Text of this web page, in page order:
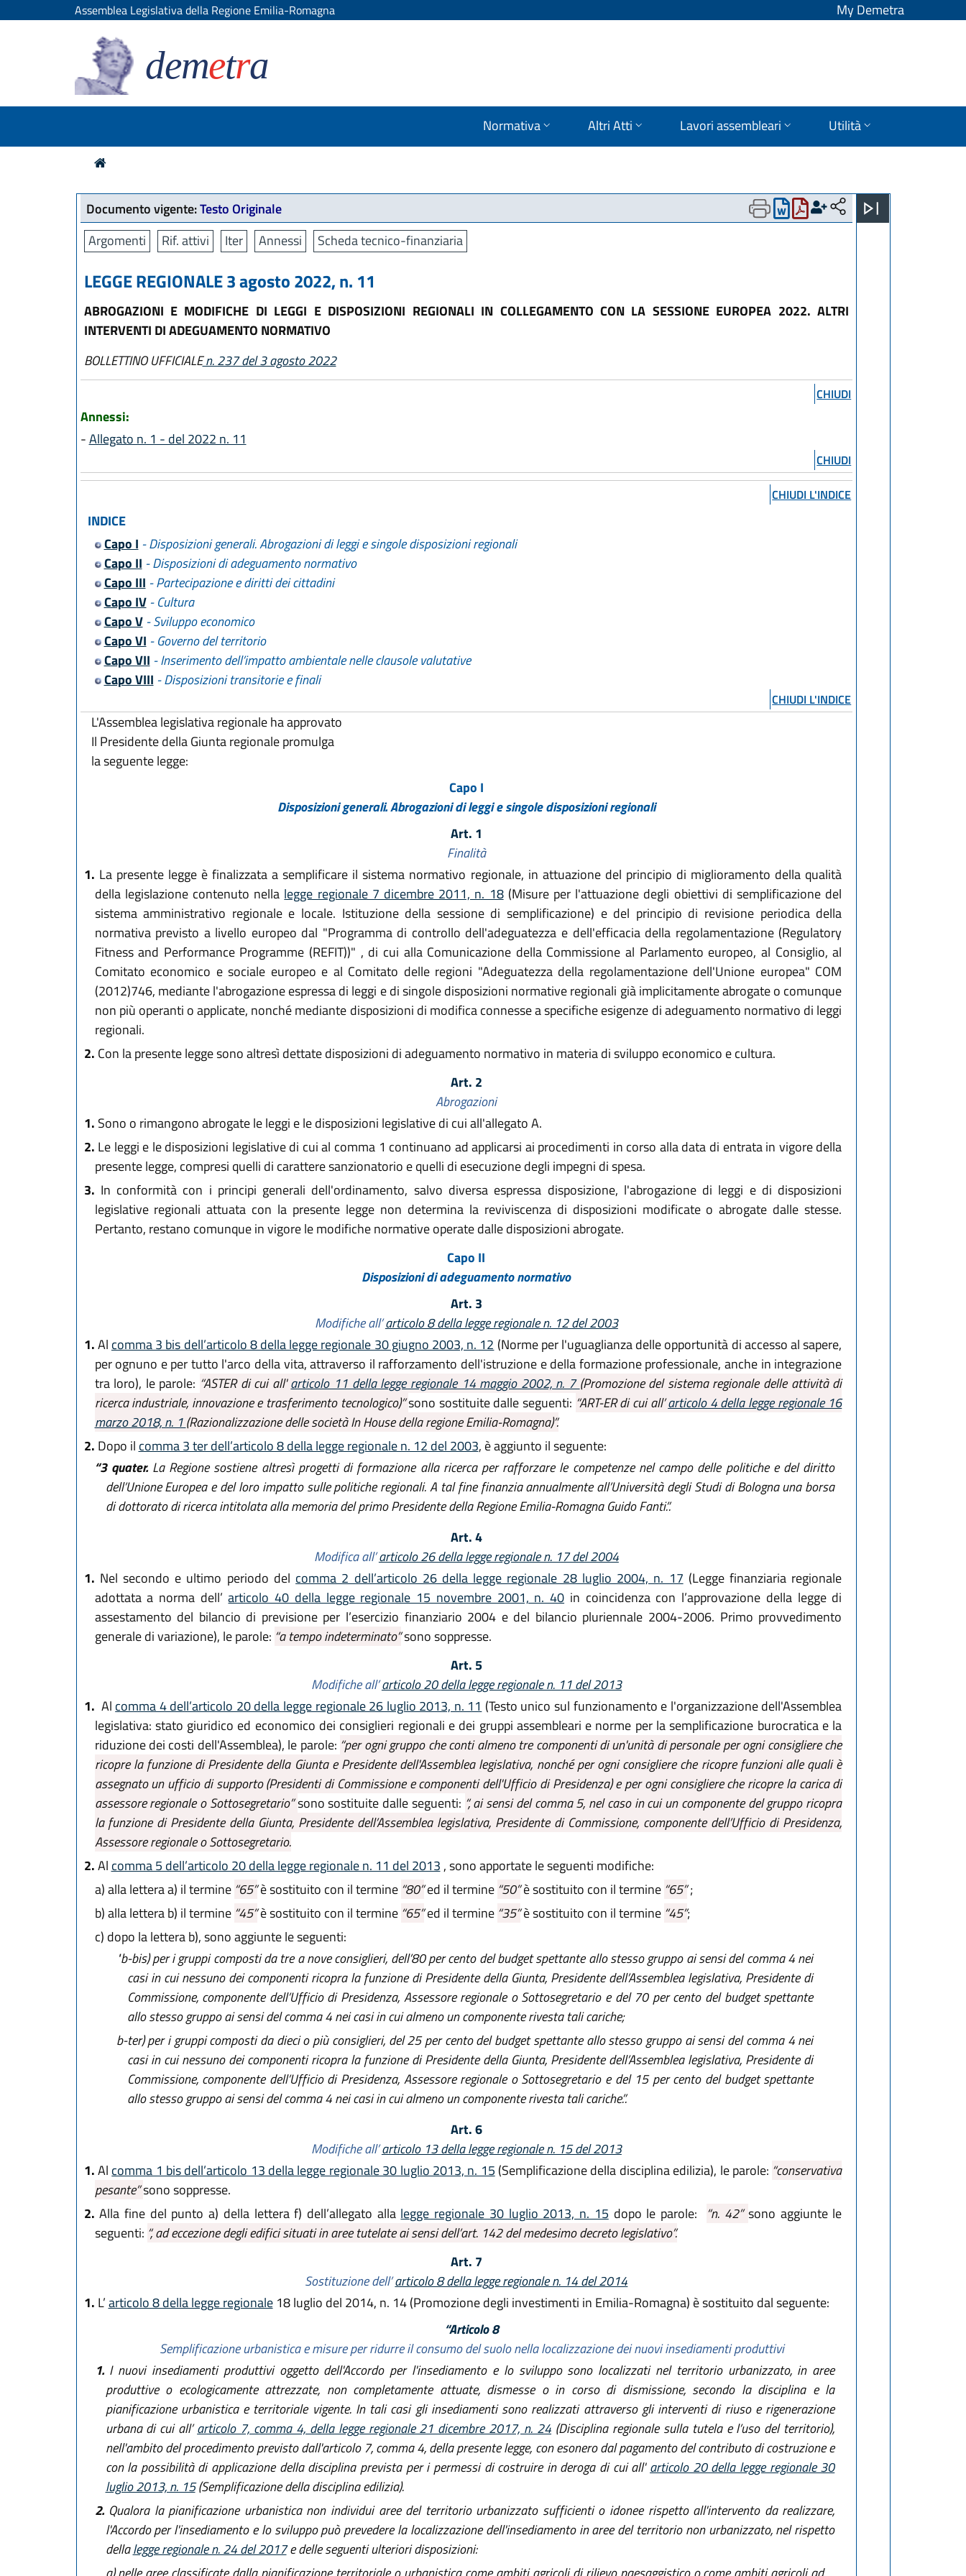
Assemblea Legislativa della Regione Emilia-Romagna My Demetra
demetra
Normativa Altri Atti Lavori assembleari Utilità
Documento vigente:Testo Originale
Argomenti
Rif. attivi Iter Annessi Scheda tecnico-finanziaria
LEGGE REGIONALE 3 agosto 2022, n. 11
ABROGAZIONI E MODIFICHE DI LEGGI E DISPOSIZIONI REGIONALI IN COLLEGAMENTO CON LA SESSIONE EUROPEA 2022. ALTRI
INTERVENTI DI ADEGUAMENTO NORMATIVO
BOLLETTINO UFFICIALEn. 237 del 3 agosto 2022
CHIUDI
Annessi:
-Allegato n. 1 - del 2022 n. 11
CHIUDI
CHIUDI L'INDICE
INDICE
Capo I - Disposizioni generali. Abrogazioni di leggi e singole disposizioni regionali
Capo II - Disposizioni di adeguamento normativo
Capo III - Partecipazione e diritti dei cittadini
Capo IV- Cultura
Capo V- Sviluppo economico
Capo VI - Governo del territorio
Capo VII - Inserimento dell’impatto ambientale nelle clausole valutative
Capo VIII - Disposizioni transitorie e finali
CHIUDI L'INDICE
L'Assemblea legislativa regionale ha approvato
Il Presidente della Giunta regionale promulga
la seguente legge:
Capo I
Disposizioni generali. Abrogazioni di leggi e singole disposizioni regionali
Art. 1
Finalità
1. La presente legge è finalizzata a semplificare il sistema normativo regionale, in attuazione del principio di miglioramento della qualità
della legislazione contenuto nella legge regionale 7 dicembre 2011, n. 18(Misure per l'attuazione degli obiettivi di semplificazione del
sistema amministrativo regionale e locale. Istituzione della sessione di semplificazione) e del principio di revisione periodica della
normativa previsto a livello europeo dal "Programma di controllo dell'adeguatezza e dell'efficacia della regolamentazione (Regulatory
Fitness and Performance Programme (REFIT))" , di cui alla Comunicazione della Commissione al Parlamento europeo, al Consiglio, al
Comitato economico e sociale europeo e al Comitato delle regioni "Adeguatezza della regolamentazione dell'Unione europea" COM
(2012)746, mediante l'abrogazione espressa di leggi e di singole disposizioni normative regionali già implicitamente abrogate o comunque
non più operanti o applicate, nonché mediante disposizioni di modifica connesse a specifiche esigenze di adeguamento normativo di leggi
regionali.
2. Con la presente legge sono altresì dettate disposizioni di adeguamento normativo in materia di sviluppo economico e cultura.
Art. 2
Abrogazioni
1. Sono o rimangono abrogate le leggi e le disposizioni legislative di cui all'allegato A.
2. Le leggi e le disposizioni legislative di cui al comma 1 continuano ad applicarsi ai procedimenti in corso alla data di entrata in vigore della
presente legge, compresi quelli di carattere sanzionatorio e quelli di esecuzione degli impegni di spesa.
3. In conformità con i principi generali dell'ordinamento, salvo diversa espressa disposizione, l'abrogazione di leggi e di disposizioni
legislative regionali attuata con la presente legge non determina la reviviscenza di disposizioni modificate o abrogate dalle stesse.
Pertanto, restano comunque in vigore le modifiche normative operate dalle disposizioni abrogate.
Capo II
Disposizioni di adeguamento normativo
Art. 3
Modifiche all’articolo 8 della legge regionale n. 12 del 2003
1.Al comma 3 bis dell’articolo 8 della legge regionale 30 giugno 2003, n. 12 (Norme per l'uguaglianza delle opportunità di accesso al sapere,
per ognuno e per tutto l'arco della vita, attraverso il rafforzamento dell'istruzione e della formazione professionale, anche in integrazione
tra loro), le parole: “ASTER di cui all'articolo 11 della legge regionale 14 maggio 2002, n. 7(Promozione del sistema regionale delle attività di
ricerca industriale, innovazione e trasferimento tecnologico)”sono sostituite dalle seguenti: “ART-ER di cui all’articolo 4 della legge regionale 16
marzo 2018, n. 1(Razionalizzazione delle società In House della regione Emilia-Romagna)”.
2. Dopo il comma 3 ter dell’articolo 8 della legge regionale n. 12 del 2003, è aggiunto il seguente:
“3 quater.La Regione sostiene altresì progetti di formazione alla ricerca per rafforzare le competenze nel campo delle politiche e del diritto
dell’Unione Europea e del loro impatto sulle politiche regionali. A tal fine finanzia annualmente all’Università degli Studi di Bologna una borsa
di dottorato di ricerca intitolata alla memoria del primo Presidente della Regione Emilia-Romagna Guido Fanti.”.
Art. 4
Modifica all’articolo 26 della legge regionale n. 17 del 2004
1. Nel secondo e ultimo periodo del comma 2 dell’articolo 26 della legge regionale 28 luglio 2004, n. 17 (Legge finanziaria regionale
adottata a norma dell’articolo 40 della legge regionale 15 novembre 2001, n. 40 in coincidenza con l’approvazione della legge di
assestamento del bilancio di previsione per l’esercizio finanziario 2004 e del bilancio pluriennale 2004-2006. Primo provvedimento
generale di variazione), le parole: “a tempo indeterminato”sono soppresse.
Art. 5
Modifiche all’articolo 20 della legge regionale n. 11 del 2013
1. Al comma 4 dell’articolo 20 della legge regionale 26 luglio 2013, n. 11 (Testo unico sul funzionamento e l'organizzazione dell'Assemblea
legislativa: stato giuridico ed economico dei consiglieri regionali e dei gruppi assembleari e norme per la semplificazione burocratica e la
riduzione dei costi dell'Assemblea), le parole: “per ogni gruppo che conti almeno tre componenti di un'unità di personale per ogni consigliere che
ricopre la funzione di Presidente della Giunta e Presidente dell'Assemblea legislativa, nonché per ogni consigliere che ricopre funzioni alle quali è
assegnato un ufficio di supporto (Presidenti di Commissione e componenti dell'Ufficio di Presidenza) e per ogni consigliere che ricopre la carica di
assessore regionale o Sottosegretario”sono sostituite dalle seguenti: “, ai sensi del comma 5, nel caso in cui un componente del gruppo ricopra
la funzione di Presidente della Giunta, Presidente dell’Assemblea legislativa, Presidente di Commissione, componente dell’Ufficio di Presidenza,
Assessore regionale o Sottosegretario.
2.Al comma 5 dell’articolo 20 della legge regionale n. 11 del 2013 , sono apportate le seguenti modifiche:
a)alla lettera a) il termine “65”è sostituito con il termine “80”ed il termine “50”è sostituito con il termine “65”;
b)alla lettera b) il termine “45”è sostituito con il termine “65”ed il termine “35”è sostituito con il termine “45”;
c) dopo la lettera b), sono aggiunte le seguenti:
"b-bis)per i gruppi composti da tre a nove consiglieri, dell’80 per cento del budget spettante allo stesso gruppo ai sensi del comma 4 nei
casi in cui nessuno dei componenti ricopra la funzione di Presidente della Giunta, Presidente dell’Assemblea legislativa, Presidente di
Commissione, componente dell’Ufficio di Presidenza, Assessore regionale o Sottosegretario e del 70 per cento del budget spettante
allo stesso gruppo ai sensi del comma 4 nei casi in cui almeno un componente rivesta tali cariche;
b-ter)per i gruppi composti da dieci o più consiglieri, del 25 per cento del budget spettante allo stesso gruppo ai sensi del comma 4 nei
casi in cui nessuno dei componenti ricopra la funzione di Presidente della Giunta, Presidente dell’Assemblea legislativa, Presidente di
Commissione, componente dell’Ufficio di Presidenza, Assessore regionale o Sottosegretario e del 15 per cento del budget spettante
allo stesso gruppo ai sensi del comma 4 nei casi in cui almeno un componente rivesta tali cariche.”.
Art. 6
Modifiche all’articolo 13 della legge regionale n. 15 del 2013
1.Al comma 1 bis dell’articolo 13 della legge regionale 30 luglio 2013, n. 15 (Semplificazione della disciplina edilizia), le parole: “conservativa
pesante”sono soppresse.
2. Alla fine del punto a) della lettera f) dell’allegato alla legge regionale 30 luglio 2013, n. 15 dopo le parole: “n. 42”sono aggiunte le
seguenti: “, ad eccezione degli edifici situati in aree tutelate ai sensi dell’art. 142 del medesimo decreto legislativo”.
Art. 7
Sostituzione dell’articolo 8 della legge regionale n. 14 del 2014
1. L’articolo 8 della legge regionale18 luglio del 2014, n. 14 (Promozione degli investimenti in Emilia-Romagna) è sostituito dal seguente:
“Articolo 8
Semplificazione urbanistica e misure per ridurre il consumo del suolo nella localizzazione dei nuovi insediamenti produttivi
1.I nuovi insediamenti produttivi oggetto dell'Accordo per l'insediamento e lo sviluppo sono localizzati nel territorio urbanizzato, in aree
produttive o ecologicamente attrezzate, non completamente attuate, dismesse o in corso di dismissione, secondo la disciplina e la
pianificazione urbanistica e territoriale vigente. In tali casi gli insediamenti sono realizzati attraverso gli interventi di riuso e rigenerazione
urbana di cui all’articolo 7, comma 4, della legge regionale 21 dicembre 2017, n. 24 (Disciplina regionale sulla tutela e l’uso del territorio),
nell'ambito del procedimento previsto dall'articolo 7, comma 4, della presente legge, con esonero dal pagamento del contributo di costruzione e
con la possibilità di applicazione della disciplina prevista per i permessi di costruire in deroga di cui all'articolo 20 della legge regionale 30
luglio 2013, n. 15(Semplificazione della disciplina edilizia).
2.Qualora la pianificazione urbanistica non individui aree del territorio urbanizzato sufficienti o idonee rispetto all'intervento da realizzare,
l'Accordo per l'insediamento e lo sviluppo può prevedere la localizzazione dell'insediamento in aree del territorio non urbanizzato, nel rispetto
dellalegge regionale n. 24 del 2017e delle seguenti ulteriori disposizioni: